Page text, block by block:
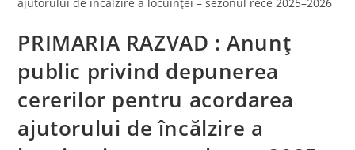
PRIMARIA RAZVAD : Anunț
public privind depunerea
cererilor pentru acordarea
ajutorului de încălzire a